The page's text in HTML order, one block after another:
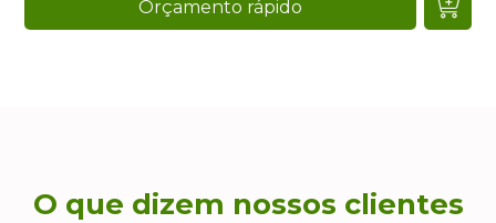
Orçamento rápido
O que dizem nossos clientes